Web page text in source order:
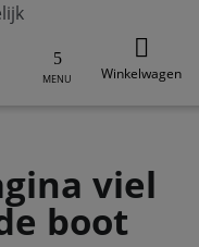
Vodafone homepage
MENU Winkelwagen
viel
boot